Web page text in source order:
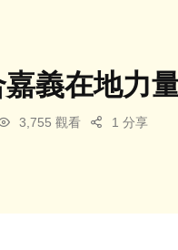
義在地力
3,755 觀看 1 分享